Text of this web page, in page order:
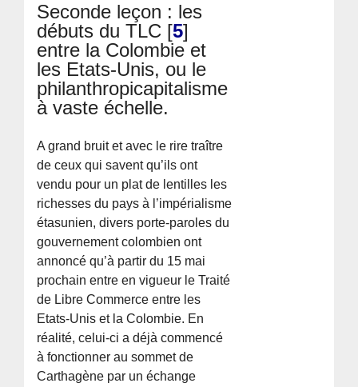
Seconde leçon : les
débuts du TLC [5]
entre la Colombie et
les Etats-Unis, ou le
philanthropicapitalisme
à vaste échelle.
A grand bruit et avec le rire traître
de ceux qui savent qu’ils ont
vendu pour un plat de lentilles les
richesses du pays à l’impérialisme
étasunien, divers porte-paroles du
gouvernement colombien ont
annoncé qu’à partir du 15 mai
prochain entre en vigueur le Traité
de Libre Commerce entre les
Etats-Unis et la Colombie. En
réalité, celui-ci a déjà commencé
à fonctionner au sommet de
Carthagène par un échange